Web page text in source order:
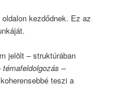
kezdődnek. Ez az
jelölt – struktúrában
–
teszi a